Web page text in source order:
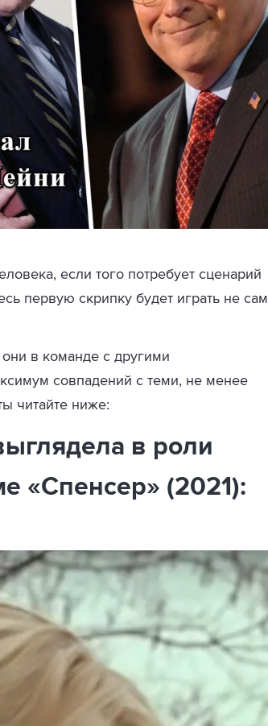
если того потребует сценарий
первую скрипку будет играть не сам
в команде с другими
совпадений с теми, не менее
читайте ниже:
в роли
«Спенсер» (2021):